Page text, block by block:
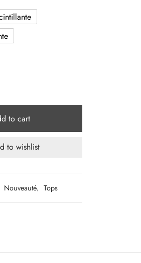
to cart
to wishlist
Nouveauté, Tops